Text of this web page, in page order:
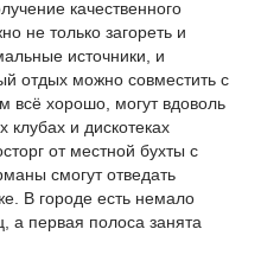
качественного
не только загореть и
источники, и
отдых можно совместить с
всё хорошо, могут вдоволь
клубах и дискотеках
от местной бухты с
смогут отведать
В городе есть немало
а первая полоса занята